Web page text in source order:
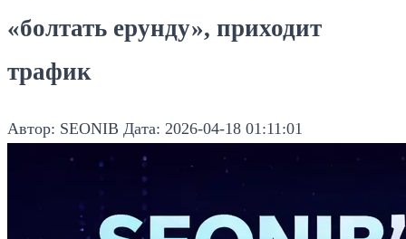
«болтать ерунду», приходит
трафик
Автор: SEONIB Дата: 2026-04-18 01:11:01